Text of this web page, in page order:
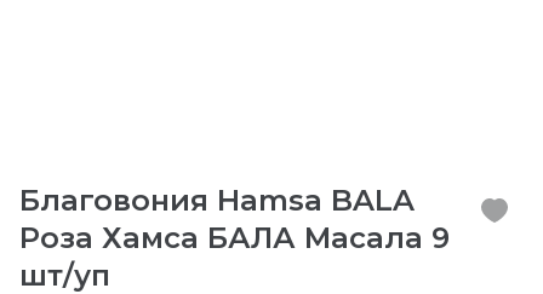
Благовония Hamsa BALA
Роза Хамса БАЛА Масала 9
шт/уп